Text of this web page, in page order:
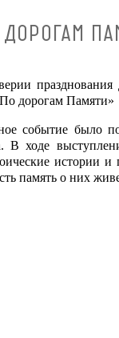
дорогам Памяти»
событие было
В ходе
истории и
память о них